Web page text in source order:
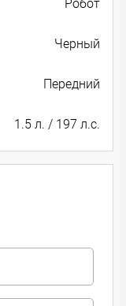
Робот
Черный
Передний
1.5 л. / 197 л.с.